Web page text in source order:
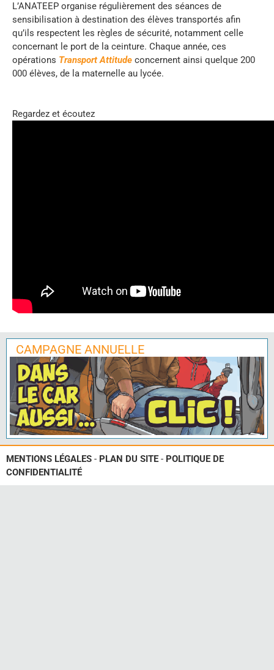
L’ANATEEP organise régulièrement des séances de
sensibilisation à destination des élèves transportés afin
qu’ils respectent les règles de sécurité, notamment celle
concernant le port de la ceinture. Chaque année, ces
opérations Transport Attitude concernent ainsi quelque 200
000 élèves, de la maternelle au lycée.
Regardez et écoutez
CAMPAGNE ANNUELLE
MENTIONS LÉGALES - PLAN DU SITE - POLITIQUE DE
CONFIDENTIALITÉ